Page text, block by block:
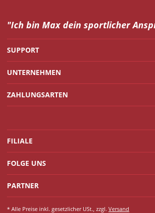
"Ich bin Max dein sportlicher
SUPPORT
UNTERNEHMEN
ZAHLUNGSARTEN
FILIALE
FOLGE UNS
PARTNER
* Alle Preise inkl. gesetzlicher USt., zzgl. Versand